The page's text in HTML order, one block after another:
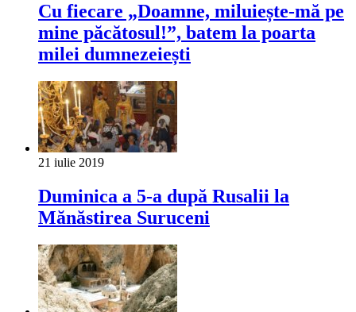
Cu fiecare „Doamne, miluiește-mă pe
mine păcătosul!”, batem la poarta
milei dumnezeiești
21 iulie 2019
Duminica a 5-a după Rusalii la
Mănăstirea Suruceni